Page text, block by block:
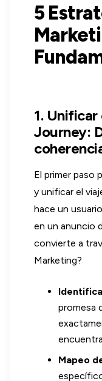
5
1.
Journey:
El primer paso
y unificar el
hace un
en un anuncio
convierte a
Marketing?
promesa
Mapeo